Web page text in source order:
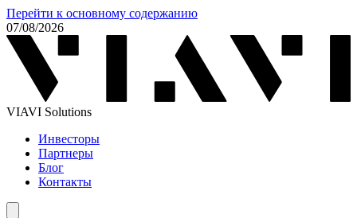
Перейти к основному содержанию
07/08/2026
VIAVI Solutions
Инвесторы
Партнеры
Блог
Контакты